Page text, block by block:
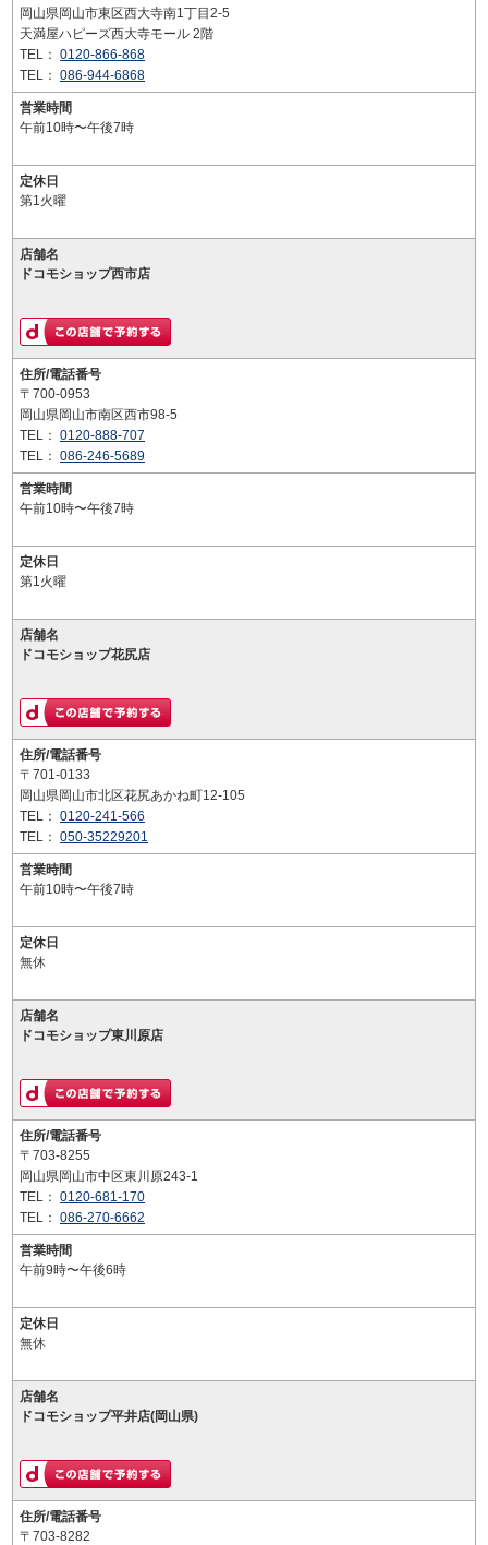
岡山県岡山市東区西大寺南1丁目2-5
天満屋ハピーズ西大寺モール 2階
TEL： 0120-866-868
TEL： 086-944-6868
営業時間
午前10時〜午後7時
定休日
第1火曜
店舗名
ドコモショップ西市店
住所/電話番号
〒700-0953
岡山県岡山市南区西市98-5
TEL： 0120-888-707
TEL： 086-246-5689
営業時間
午前10時〜午後7時
定休日
第1火曜
店舗名
ドコモショップ花尻店
住所/電話番号
〒701-0133
岡山県岡山市北区花尻あかね町12-105
TEL： 0120-241-566
TEL： 050-35229201
営業時間
午前10時〜午後7時
定休日
無休
店舗名
ドコモショップ東川原店
住所/電話番号
〒703-8255
岡山県岡山市中区東川原243-1
TEL： 0120-681-170
TEL： 086-270-6662
営業時間
午前9時〜午後6時
定休日
無休
店舗名
ドコモショップ平井店(岡山県)
住所/電話番号
〒703-8282